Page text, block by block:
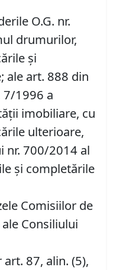
O.G. nr.
drumurilor,
şi
ale art. 888 din
7/1996 a
imobiliare, cu
ulterioare,
nr. 700/2014 al
și completările
Comisiilor de
Consiliului
87, alin. (5),